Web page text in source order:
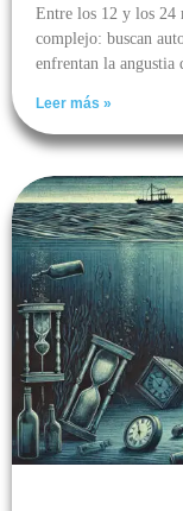
Entre los 12 y los 24
complejo: buscan
enfrentan la angustia
Leer más »